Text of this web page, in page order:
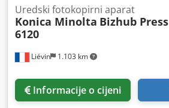
Liévin 1.103 km
Uredski fotokopirni aparat
Konica Minolta Bizhub Press
6120
Informacije o cijeni